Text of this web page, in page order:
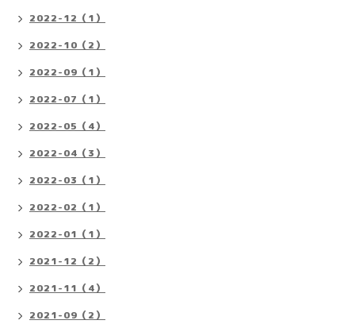
2022-12（1）
2022-10（2）
2022-09（1）
2022-07（1）
2022-05（4）
2022-04（3）
2022-03（1）
2022-02（1）
2022-01（1）
2021-12（2）
2021-11（4）
2021-09（2）